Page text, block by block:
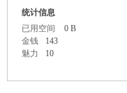
统计信息
已用空间
0 B
金钱
143
魅力
10